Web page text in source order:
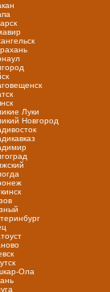
Луки
Новгород
Ола